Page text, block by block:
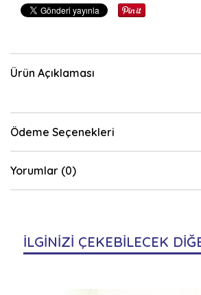
Ürün Açıklaması
Ödeme Seçenekleri
Yorumlar (0)
İLGİNİZİ ÇEKEBİLECEK